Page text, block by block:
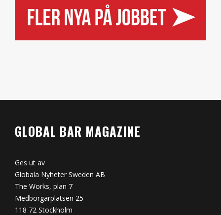
GLOBAL BAR MAGAZINE
Ges ut av
Globala Nyheter Sweden AB
The Works, plan 7
Medborgarplatsen 25
118 72 Stockholm